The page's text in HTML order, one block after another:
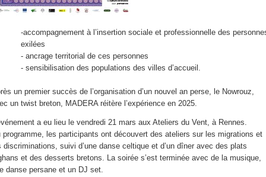
-accompagnement à l’insertion sociale et professionnelle des
exilées
- ancrage territorial de ces personnes
- sensibilisation des populations des villes d’accueil.
un premier succès de l’organisation d’un nouvel an perse, le Nowrouz,
un twist breton, MADERA réitère l’expérience en 2025.
a eu lieu le vendredi 21 mars aux Ateliers du Vent, à Rennes.
programme, les participants ont découvert des ateliers sur les migrations et
discriminations, suivi d’une danse celtique et d’un dîner avec des plats
et des desserts bretons. La soirée s’est terminée avec de la musique,
danse persane et un DJ set.